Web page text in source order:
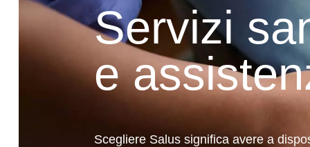
Servizi
e
Scegliere Salus significa avere a